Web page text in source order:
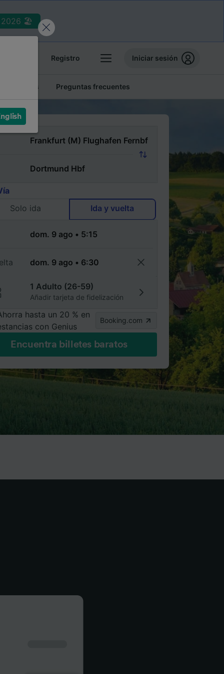
2026 🏖️
Registro Iniciar sesión
baratos Preguntas frecuentes
Solo ida
Ida y vuelta
1 Adulto (26-59)
Añadir tarjeta de fidelización
hasta un 20 % en
con Genius
Booking.com
Encuentra billetes baratos